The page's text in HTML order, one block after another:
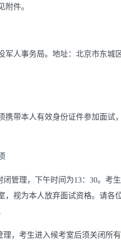
附件。
军人事务局。地址：北京市东城
携带本人有效身份证件参加面试
闭管理，下午时间为13：30。考
，视为本人放弃面试资格。请各
理，考生进入候考室后须关闭所